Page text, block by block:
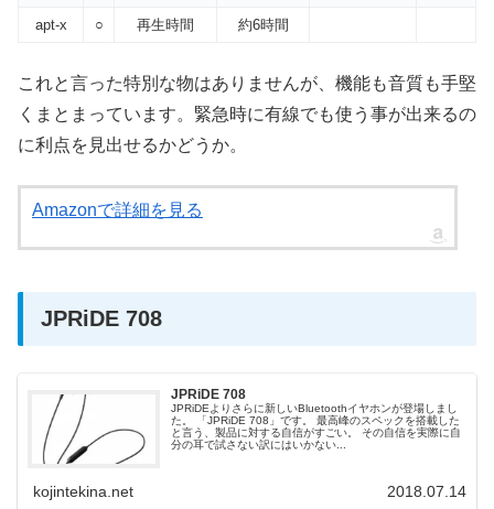
apt-x ○ 再生時間 約6時間
これと言った特別な物はありませんが、機能も音質も手堅
くまとまっています。緊急時に有線でも使う事が出来るの
に利点を見出せるかどうか。
Amazonで詳細を見る
JPRiDE 708
JPRiDE 708
JPRiDEよりさらに新しいBluetoothイヤホンが登場しまし
た。 「JPRiDE 708」です。 最高峰のスペックを搭載した
と言う、製品に対する自信がすごい。 その自信を実際に自
分の耳で試さない訳にはいかない...
kojintekina.net 2018.07.14